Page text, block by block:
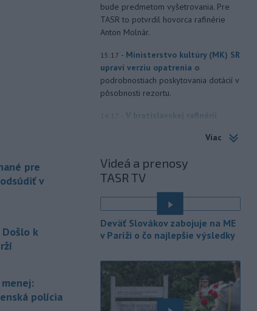
pre
v
Došlo k
polícia
bude predmetom vyšetrovania. Pre
TASR to potvrdil hovorca rafinérie
Anton Molnár.
15:17 - Ministerstvo kultúry (MK) SR
upraví verziu opatrenia o
podrobnostiach poskytovania dotácií v
pôsobnosti rezortu.
V bratislavskej rafinérii
TASR o tom informovala
nebezpečenstvo.
na festivale môže byť vyššia
úroveň hluku. Je preto dobré držať sa
ďalej od reproduktorov, používať
chrániče sluchu či dodržiavať
12:49
Podporu kandidatúre
Slovenskej republiky na nestále
členstvov Bezpečnostnej rade
Viac
Videá a prenosy
TASR TV
Deväť Slovákov zabojuje na ME
v Paríži o čo najlepšie výsledky